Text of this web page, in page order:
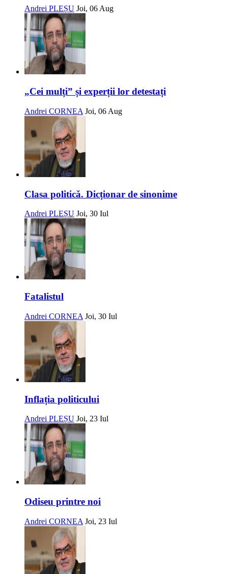
Andrei PLEȘU Joi, 06 Aug
„Cei mulți” și experții lor detestați
Andrei CORNEA Joi, 06 Aug
Clasa politică. Dicționar de sinonime
Andrei PLEȘU Joi, 30 Iul
Fatalistul
Andrei CORNEA Joi, 30 Iul
Inflația politicului
Andrei PLEȘU Joi, 23 Iul
Odiseu printre noi
Andrei CORNEA Joi, 23 Iul